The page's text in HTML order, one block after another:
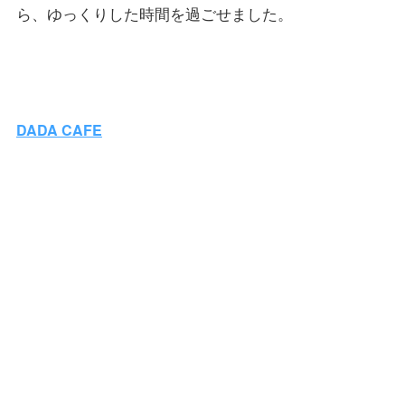
ら、ゆっくりした時間を過ごせました。
DADA CAFE